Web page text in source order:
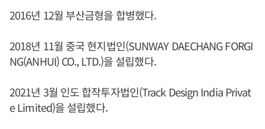
2016년 12월 부산금형을 합병했다.
2018년 11월 중국 현지법인(SUNWAY DAECHANG FORGI
NG(ANHUI) CO., LTD.)을 설립했다.
2021년 3월 인도 합작투자법인(Track Design India Privat
e Limited)을 설립했다.